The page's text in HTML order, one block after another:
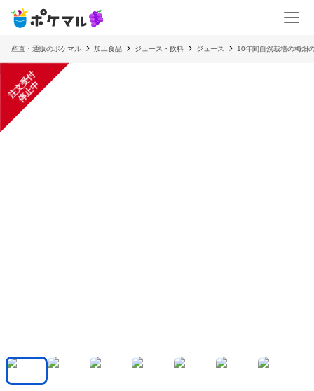
産直・通販のポケマル 加工食品 ジュース・飲料 ジュース 10年間自然栽培の梅畑
注
文
受
付
停
止
中